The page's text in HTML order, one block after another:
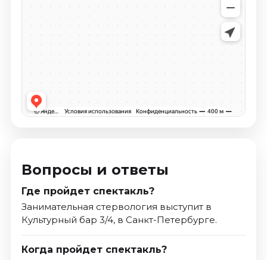
Вопросы и ответы
Где пройдет спектакль?
Занимательная стервология выступит в
Культурный бар 3/4, в Санкт-Петербурге.
Когда пройдет спектакль?